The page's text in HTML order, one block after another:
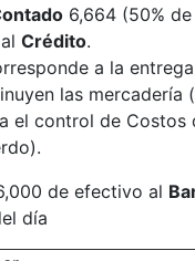
6,664 (50%
Crédito.
a la
las mercadería
el control de Costos
de efectivo al
día